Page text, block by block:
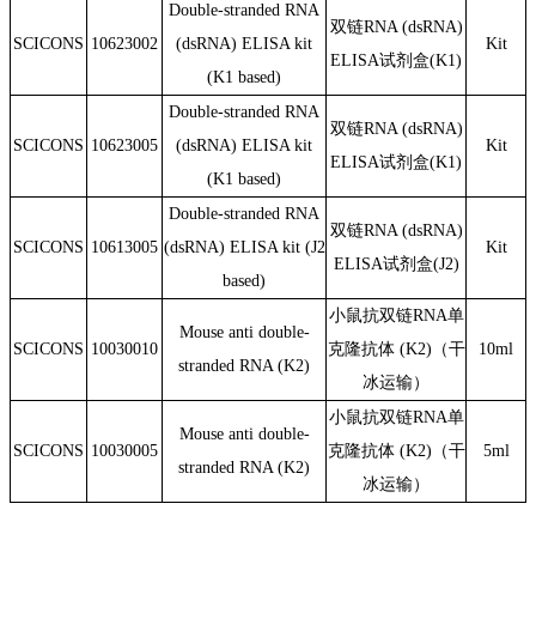
SCICONS 10623002
Double-stranded RNA
(dsRNA) ELISA kit
(K1 based)
双链RNA (dsRNA)
ELISA试剂盒(K1)
Kit
SCICONS 10623005
Double-stranded RNA
(dsRNA) ELISA kit
(K1 based)
双链RNA (dsRNA)
ELISA试剂盒(K1)
Kit
SCICONS 10613005
Double-stranded RNA
(dsRNA) ELISA kit (J2
based)
双链RNA (dsRNA)
ELISA试剂盒(J2)
Kit
SCICONS 10030010
Mouse anti double-
stranded RNA (K2)
小鼠抗双链RNA单
克隆抗体 (K2)（干
冰运输）
10ml
SCICONS 10030005
Mouse anti double-
stranded RNA (K2)
小鼠抗双链RNA单
克隆抗体 (K2)（干
冰运输）
5ml